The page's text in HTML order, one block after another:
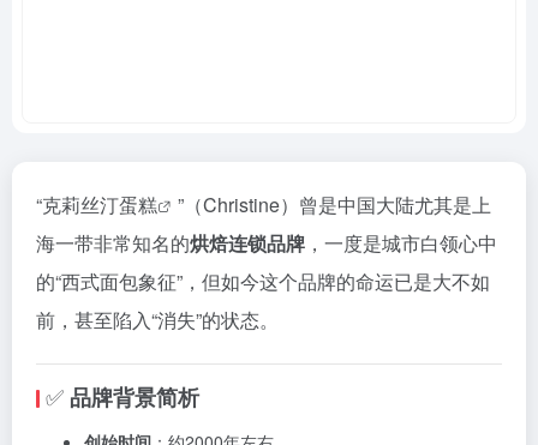
“克莉丝汀蛋糕
”（Christine）曾是中国大陆尤其是上
海一带非常知名的烘焙连锁品牌 ，一度是城市白领心中
的“西式面包象征”，但如今这个品牌的命运已是大不如
前，甚至陷入“消失”的状态。
✅ 品牌背景简析